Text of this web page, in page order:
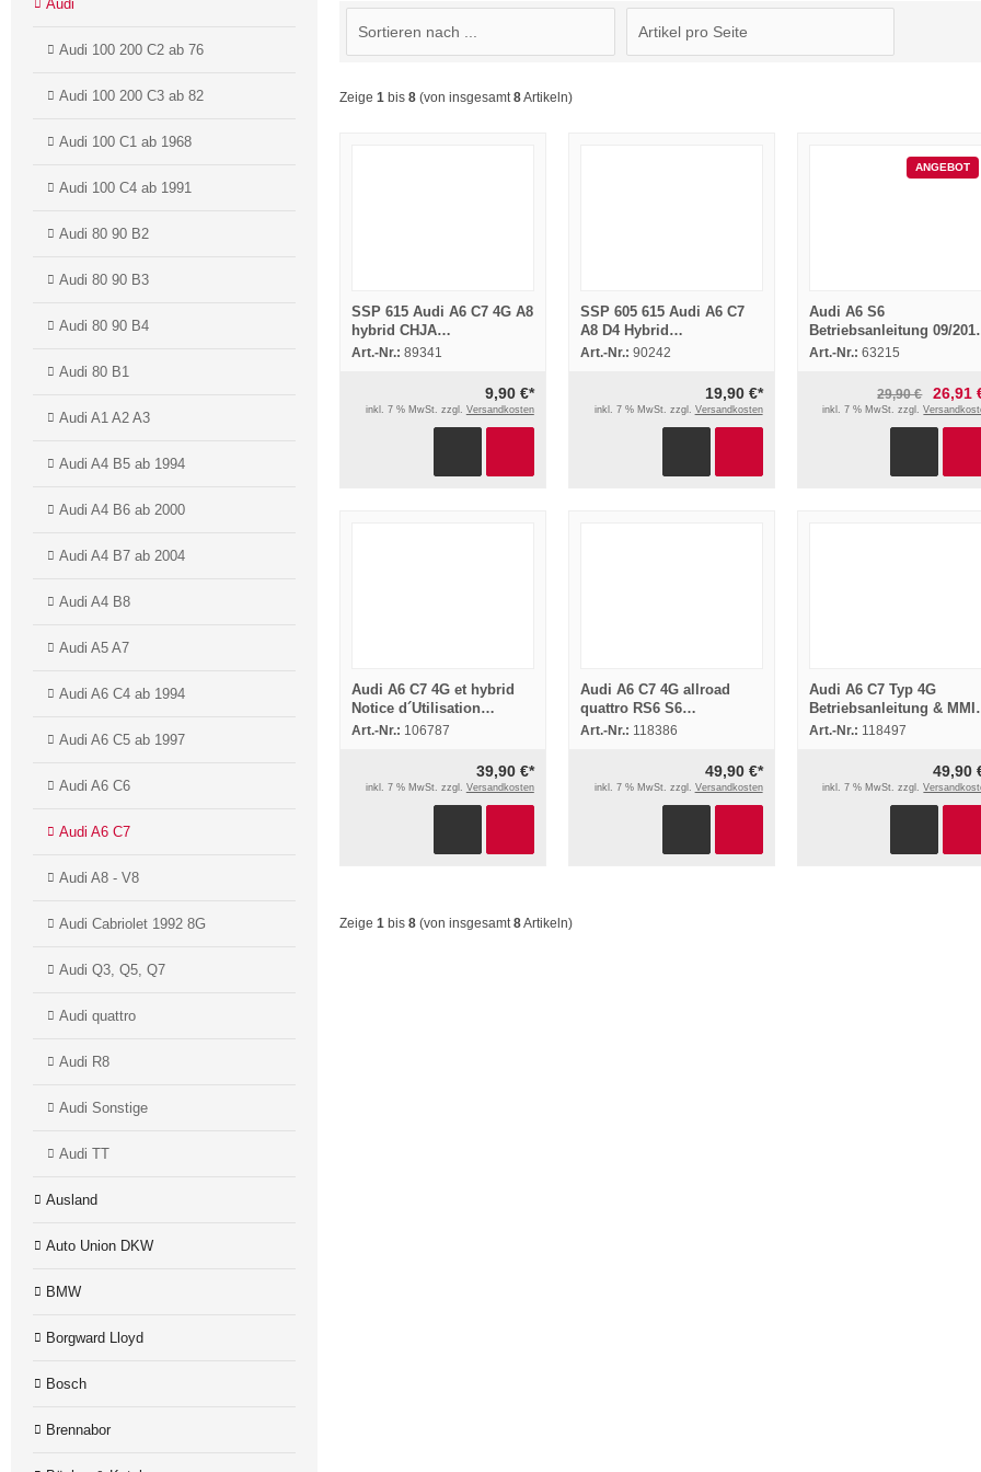
Zeige 1 bis 8 (von insgesamt8Artikeln)
SSP 615 Audi A6 C7 4G A8
hybrid CHJA
Selbststudienprogramm
Art.-Nr.: 89341
9,90 €*
inkl. 7 % MwSt. zzgl. Versandkosten
SSP 605 615 Audi A6 C7
A8 D4 Hybrid
Selbststudienprogramme
Art.-Nr.: 90242
19,90 €*
inkl. 7 % MwSt. zzgl. Versandkosten
ANGEBOT
Audi A6 S6
Betriebsanleitung 09/
+ MMI Navigation plus
Art.-Nr.: 63215
29,90 € 26,91
inkl. 7 % MwSt. zzgl.
Audi A6 C7 4G et hybrid
Notice d´Utilisation
dossier embarqué Nov
Art.-Nr.: 106787
39,90 €*
inkl. 7 % MwSt. zzgl. Versandkosten
Audi A6 C7 4G allroad
quattro RS6 S6
Betriebsanleitung
Art.-Nr.: 118386
49,90 €*
inkl. 7 % MwSt. zzgl. Versandkosten
Audi A6 C7 Typ 4G
Betriebsanleitung & MMI
Navigation Mai 2011
Art.-Nr.: 118497
49,90
inkl. 7 % MwSt. zzgl.
Zeige 1 bis 8 (von insgesamt 8Artikeln)
Audi
Audi 100 200 C2 ab 76
Audi 100 200 C3 ab 82
Audi 100 C1 ab 1968
Audi 100 C4 ab 1991
Audi 80 90 B2
Audi 80 90 B3
Audi 80 90 B4
Audi 80 B1
Audi A1 A2 A3
Audi A4 B5 ab 1994
Audi A4 B6 ab 2000
Audi A4 B7 ab 2004
Audi A4 B8
Audi A5 A7
Audi A6 C4 ab 1994
Audi A6 C5 ab 1997
Audi A6 C6
Audi A6 C7
Audi A8 - V8
Audi Cabriolet 1992 8G
Audi Q3, Q5, Q7
Audi quattro
Audi R8
Audi Sonstige
Audi TT
Ausland
Auto Union DKW
BMW
Borgward Lloyd
Bosch
Brennabor